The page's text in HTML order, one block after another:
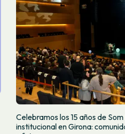
Celebramos los 15 años de
institucional en Girona: